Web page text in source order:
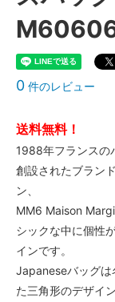
0 件のレビュー
送料無料！
1988年フランスの
創設されたブラン
ン、
MM6 Maison
シックな中に個性
インです。
Japaneseバッグは
た三角形のデザイン